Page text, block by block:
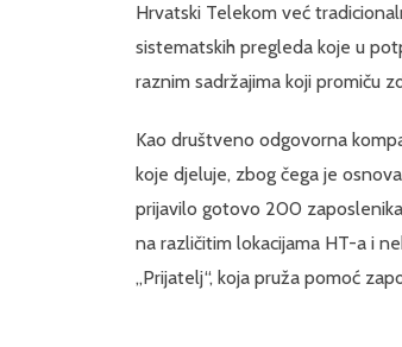
Hrvatski Telekom već
sistematskih pregleda koje u
raznim sadržajima koji promiču
Kao društveno odgovorna
koje djeluje, zbog čega je
prijavilo gotovo 200
na različitim lokacijama HT-a i
„Prijatelj“, koja pruža pomoć